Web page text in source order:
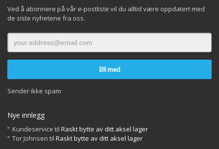
Ved å abonnere på vår e-postliste vil du alltid være oppdatert med
de siste nyhetene fra oss.
Sender ikke spam
Nye innlegg
Kundeservice til Raskt bytte av ditt aksel lager
Tor Johnsen til Raskt bytte av ditt aksel lager